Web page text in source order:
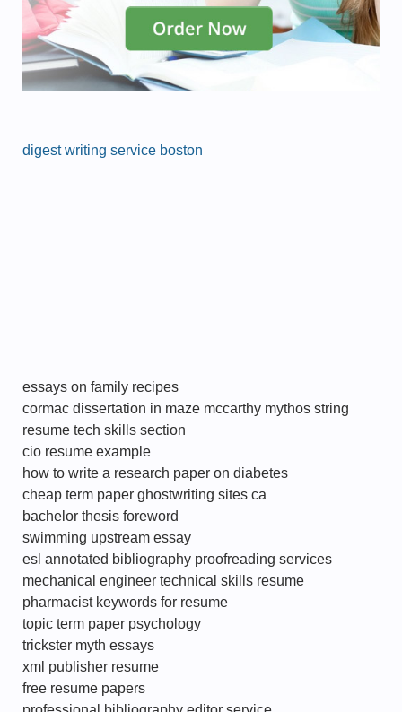
digest writing service boston
essays on family recipes
cormac dissertation in maze mccarthy mythos string
resume tech skills section
cio resume example
how to write a research paper on diabetes
cheap term paper ghostwriting sites ca
bachelor thesis foreword
swimming upstream essay
esl annotated bibliography proofreading services
mechanical engineer technical skills resume
pharmacist keywords for resume
topic term paper psychology
trickster myth essays
xml publisher resume
free resume papers